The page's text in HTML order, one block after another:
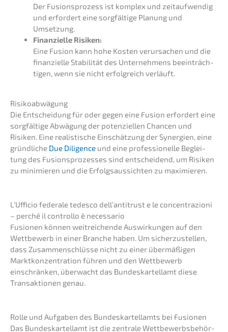
Der Fusions­pro­zess ist komplex und zeitauf­wen­dig
und erfor­dert eine sorgfäl­ti­ge Planung und
Umsetzung.
Finan­zi­el­le Risiken:
Eine Fusion kann hohe Kosten verur­sa­chen und die
finan­zi­el­le Stabi­li­tät des Unter­neh­mens beein­träch­
ti­gen, wenn sie nicht erfolg­reich verläuft.
Risiko­ab­wä­gung
Die Entschei­dung für oder gegen eine Fusion erfor­dert eine
sorgfäl­ti­ge Abwägung der poten­zi­el­len Chancen und
Risiken. Eine realis­ti­sche Einschät­zung der Syner­gien, eine
gründ­li­che Due Diligence und eine profes­sio­nel­le Beglei­
tung des Fusions­pro­zes­ses sind entschei­dend, um Risiken
zu minimie­ren und die Erfolgs­aus­sich­ten zu maximieren.
L’Uffi­cio federa­le tedes­co dell’an­ti­trust e le concen­tra­zio­ni
– perché il control­lo è necessario
Fusio­nen können weitrei­chen­de Auswir­kun­gen auf den
Wettbe­werb in einer Branche haben. Um sicher­zu­stel­len,
dass Zusam­men­schlüs­se nicht zu einer übermä­ßi­gen
Markt­kon­zen­tra­ti­on führen und den Wettbe­werb
einschrän­ken, überwacht das Bundes­kar­tell­amt diese
Trans­ak­tio­nen genau.
Rolle und Aufga­ben des Bundes­kar­tell­amts bei Fusionen
Das Bundes­kar­tell­amt ist die zentra­le Wettbe­werbs­be­hör­